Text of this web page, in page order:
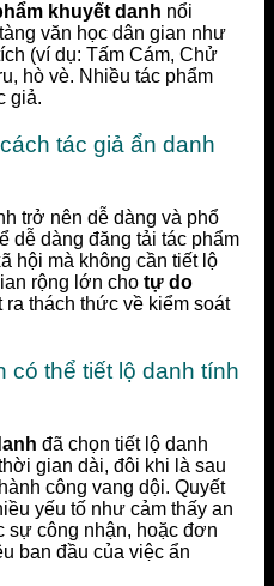
khuyết danh nổi
văn học dân gian như
(ví dụ: Tấm Cám, Chử
hò vè. Nhiều tác phẩm
giả.
tác giả ẩn danh
trở nên dễ dàng và phổ
dễ dàng đăng tải tác phẩm
hội mà không cần tiết lộ
rộng lớn cho tự do
ra thách thức về kiểm soát
có thể tiết lộ danh tính
đã chọn tiết lộ danh
gian dài, đôi khi là sau
công vang dội. Quyết
yếu tố như cảm thấy an
sự công nhận, hoặc đơn
ban đầu của việc ẩn